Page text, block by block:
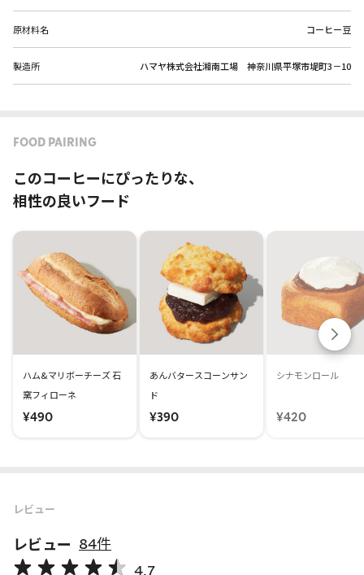
原材料名 コーヒー豆
製造所 ハマヤ株式会社湘南工場 神奈川県平塚市堤町3－10
FOOD PAIRING
このコーヒーにぴったりな、
相性の良いフード
ハム&マリボーチーズ 石
窯フィローネ
¥490
あんバタースコーンサン
ド
¥390
シナモンロール
¥420
レビュー
レビュー 84件
4.7